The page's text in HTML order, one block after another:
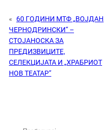
«
60 ГОДИНИ МТФ „ВОЈДАН
ЧЕРНОДРИНСКИ“ –
СТОЈАНОСКА ЗА
ПРЕДИЗВИЦИТЕ,
СЕЛЕКЦИЈАТА И „ХРАБРИОТ
НОВ ТЕАТАР“